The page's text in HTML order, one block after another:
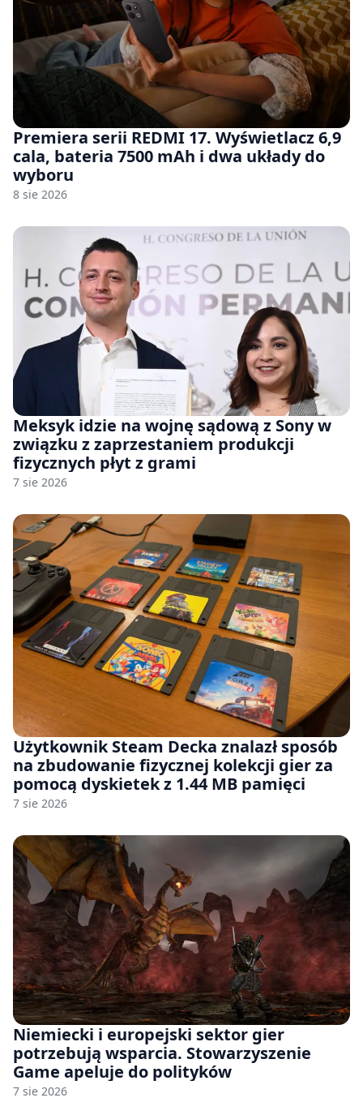
Premiera serii REDMI 17. Wyświetlacz 6,9
cala, bateria 7500 mAh i dwa układy do
wyboru
8 sie 2026
Meksyk idzie na wojnę sądową z Sony w
związku z zaprzestaniem produkcji
fizycznych płyt z grami
7 sie 2026
Użytkownik Steam Decka znalazł sposób
na zbudowanie fizycznej kolekcji gier za
pomocą dyskietek z 1.44 MB pamięci
7 sie 2026
Niemiecki i europejski sektor gier
potrzebują wsparcia. Stowarzyszenie
Game apeluje do polityków
7 sie 2026